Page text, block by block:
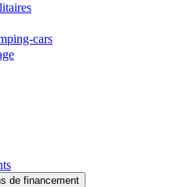
cars
de financement